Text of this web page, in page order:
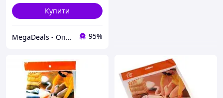
Купити
MegaDeals - Оптовий інтернет магазин 95%